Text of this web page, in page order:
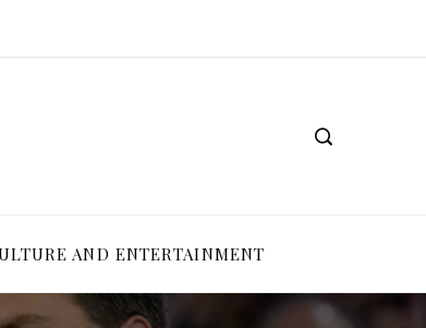
AND ENTERTAINMENT